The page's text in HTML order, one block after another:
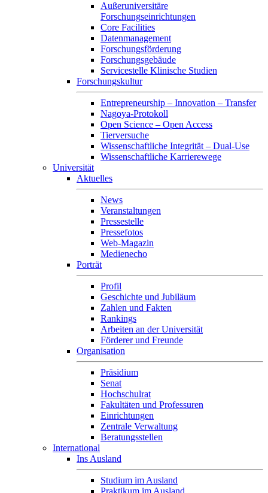
Außeruniversitäre
Forschungseinrichtungen
Core Facilities
Datenmanagement
Forschungsförderung
Forschungsgebäude
Servicestelle Klinische Studien
Forschungskultur
Entrepreneurship – Innovation – Transfer
Nagoya-Protokoll
Open Science – Open Access
Tierversuche
Wissenschaftliche Integrität – Dual-Use
Wissenschaftliche Karrierewege
Universität
Aktuelles
News
Veranstaltungen
Pressestelle
Pressefotos
Web-Magazin
Medienecho
Porträt
Profil
Geschichte und Jubiläum
Zahlen und Fakten
Rankings
Arbeiten an der Universität
Förderer und Freunde
Organisation
Präsidium
Senat
Hochschulrat
Fakultäten und Professuren
Einrichtungen
Zentrale Verwaltung
Beratungsstellen
International
Ins Ausland
Studium im Ausland
Praktikum im Ausland